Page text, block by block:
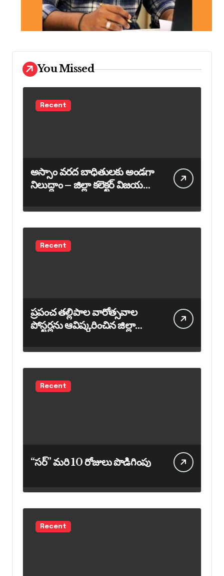
You Missed
Recent
అస్సాం వరద బాధితులకు అండగా
నిలుద్దాం – జిల్లా కలెక్టర్ విజయ
Recent
ప్రపంచ తల్లిపాల వారోత్సవాల
పోస్టర్లను ఆవిష్కరించిన జిల్లా
Recent
“సర్” మరి 10 రోజులు పొడిగింపు
Recent